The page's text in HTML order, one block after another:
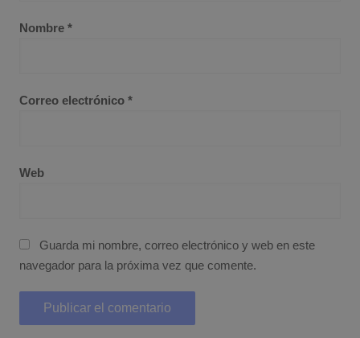
Nombre *
Correo electrónico *
Web
Guarda mi nombre, correo electrónico y web en este
navegador para la próxima vez que comente.